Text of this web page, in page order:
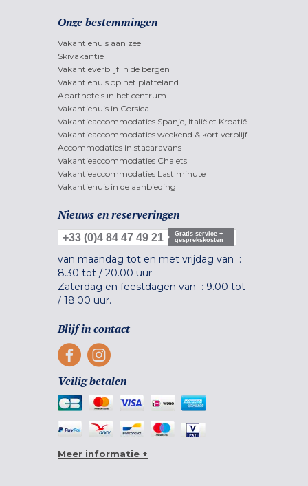
Onze bestemmingen
Vakantiehuis aan zee
Skivakantie
Vakantieverblijf in de bergen
Vakantiehuis op het platteland
Aparthotels in het centrum
Vakantiehuis in Corsica
Vakantieaccommodaties Spanje, Italië et Kroatië
Vakantieaccommodaties weekend & kort verblijf
Accommodaties in stacaravans
Vakantieaccommodaties Chalets
Vakantieaccommodaties Last minute
Vakantiehuis in de aanbieding
Nieuws en reserveringen
+33 (0)4 84 47 49 21
Gratis service +
gesprekskosten
van maandag tot en met vrijdag van :
8.30 tot / 20.00 uur
Zaterdag en feestdagen van : 9.00 tot
/ 18.00 uur.
Blijf in contact
Veilig betalen
Meer informatie +